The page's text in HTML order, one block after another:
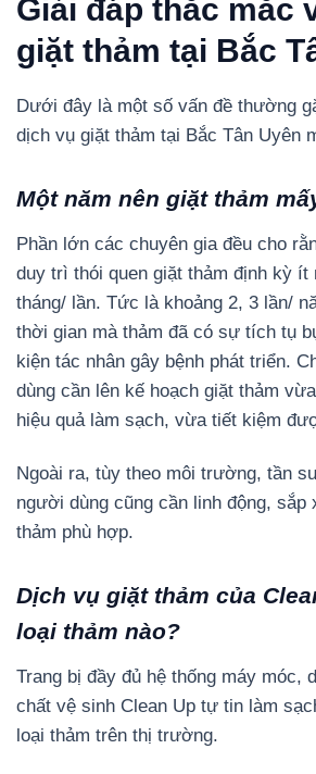
Giải đáp thắc mắc
giặt thảm tại Bắc
Dưới đây là một số vấn đề thường
dịch vụ giặt thảm tại Bắc Tân Uyên
Một năm nên giặt thảm
Phần lớn các chuyên gia đều cho
duy trì thói quen giặt thảm định kỳ ít
tháng/ lần. Tức là khoảng 2, 3 lần/
thời gian mà thảm đã có sự tích tụ
kiện tác nhân gây bệnh phát triển.
dùng cần lên kế hoạch giặt thảm
hiệu quả làm sạch, vừa tiết kiệm
Ngoài ra, tùy theo môi trường, tần
người dùng cũng cần linh động, sắp
thảm phù hợp.
Dịch vụ giặt thảm của
loại thảm nào?
Trang bị đầy đủ hệ thống máy móc,
chất vệ sinh Clean Up tự tin làm
loại thảm trên thị trường.